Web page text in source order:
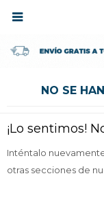

NO SE
¡Lo sentimos!
Inténtalo
otras secciones de